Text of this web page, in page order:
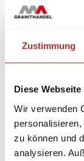
Zustimmung
Diese
Wir verwenden
zu können und
analysieren.